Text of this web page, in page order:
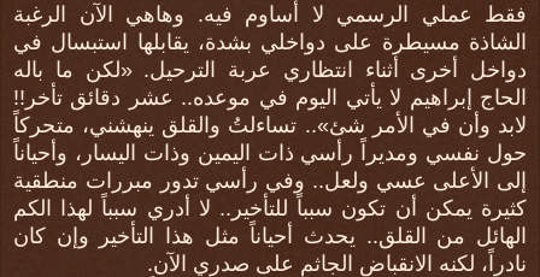
فقط عملي الرسمي لا أساوم فيه. وهاهي الآن الرغبة
الشاذة مسيطرة على دواخلي بشدة، يقابلها استبسال في
دواخل أخرى أثناء انتظاري عربة الترحيل. «لكن ما باله
الحاج إبراهيم لا يأتي اليوم في موعده.. عشر دقائق تأخر!!
لابد وأن في الأمر شئ».. تساءلتُ والقلق ينهشني، متحركاً
حول نفسي ومديراً رأسي ذات اليمين وذات اليسار، وأحياناً
إلى الأعلى عسي ولعل.. وفي رأسي تدور مبررات منطقية
كثيرة يمكن أن تكون سبباً للتأخير.. لا أدري سبباً لهذا الكم
الهائل من القلق.. يحدث أحياناً مثل هذا التأخير وإن كان
نادراً، لكنه الانقباض الجاثم على صدري الآن.